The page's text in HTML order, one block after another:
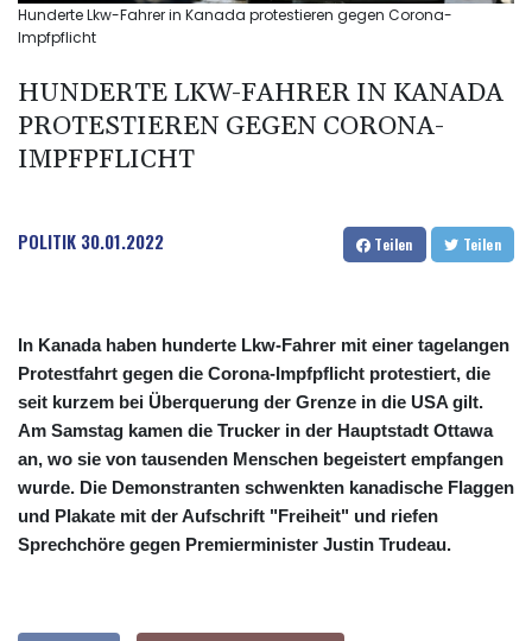
Hunderte Lkw-Fahrer in Kanada protestieren gegen Corona-
Impfpflicht
HUNDERTE LKW-FAHRER IN KANADA
PROTESTIEREN GEGEN CORONA-
IMPFPFLICHT
POLITIK 30.01.2022 Teilen Teilen
In Kanada haben hunderte Lkw-Fahrer mit einer tagelangen
Protestfahrt gegen die Corona-Impfpflicht protestiert, die
seit kurzem bei Überquerung der Grenze in die USA gilt.
Am Samstag kamen die Trucker in der Hauptstadt Ottawa
an, wo sie von tausenden Menschen begeistert empfangen
wurde. Die Demonstranten schwenkten kanadische Flaggen
und Plakate mit der Aufschrift "Freiheit" und riefen
Sprechchöre gegen Premierminister Justin Trudeau.